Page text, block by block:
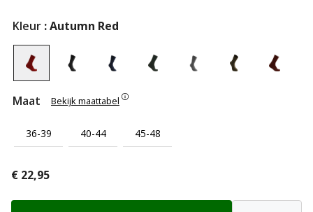
Kleur : Autumn Red
Maat Bekijk maattabel
36-39 40-44 45-48
€ 22,95